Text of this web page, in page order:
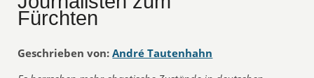
Fürchten
Geschrieben von: André Tautenhahn